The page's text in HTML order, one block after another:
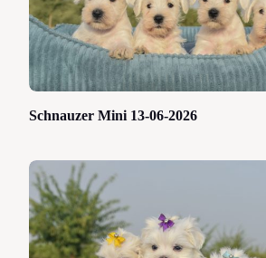
Schnauzer Mini 13-06-2026